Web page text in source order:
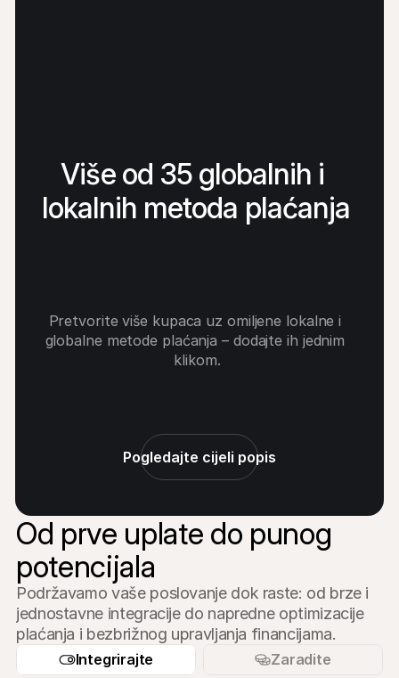
Više od 35 globalnih i
lokalnih metoda plaćanja
Pretvorite više kupaca uz omiljene lokalne i
globalne metode plaćanja – dodajte ih jednim
klikom.
Pogledajte cijeli popis
Od prve uplate do punog
potencijala
Podržavamo vaše poslovanje dok raste: od brze i
jednostavne integracije do napredne optimizacije
plaćanja i bezbrižnog upravljanja financijama.
Integrirajte Zaradite